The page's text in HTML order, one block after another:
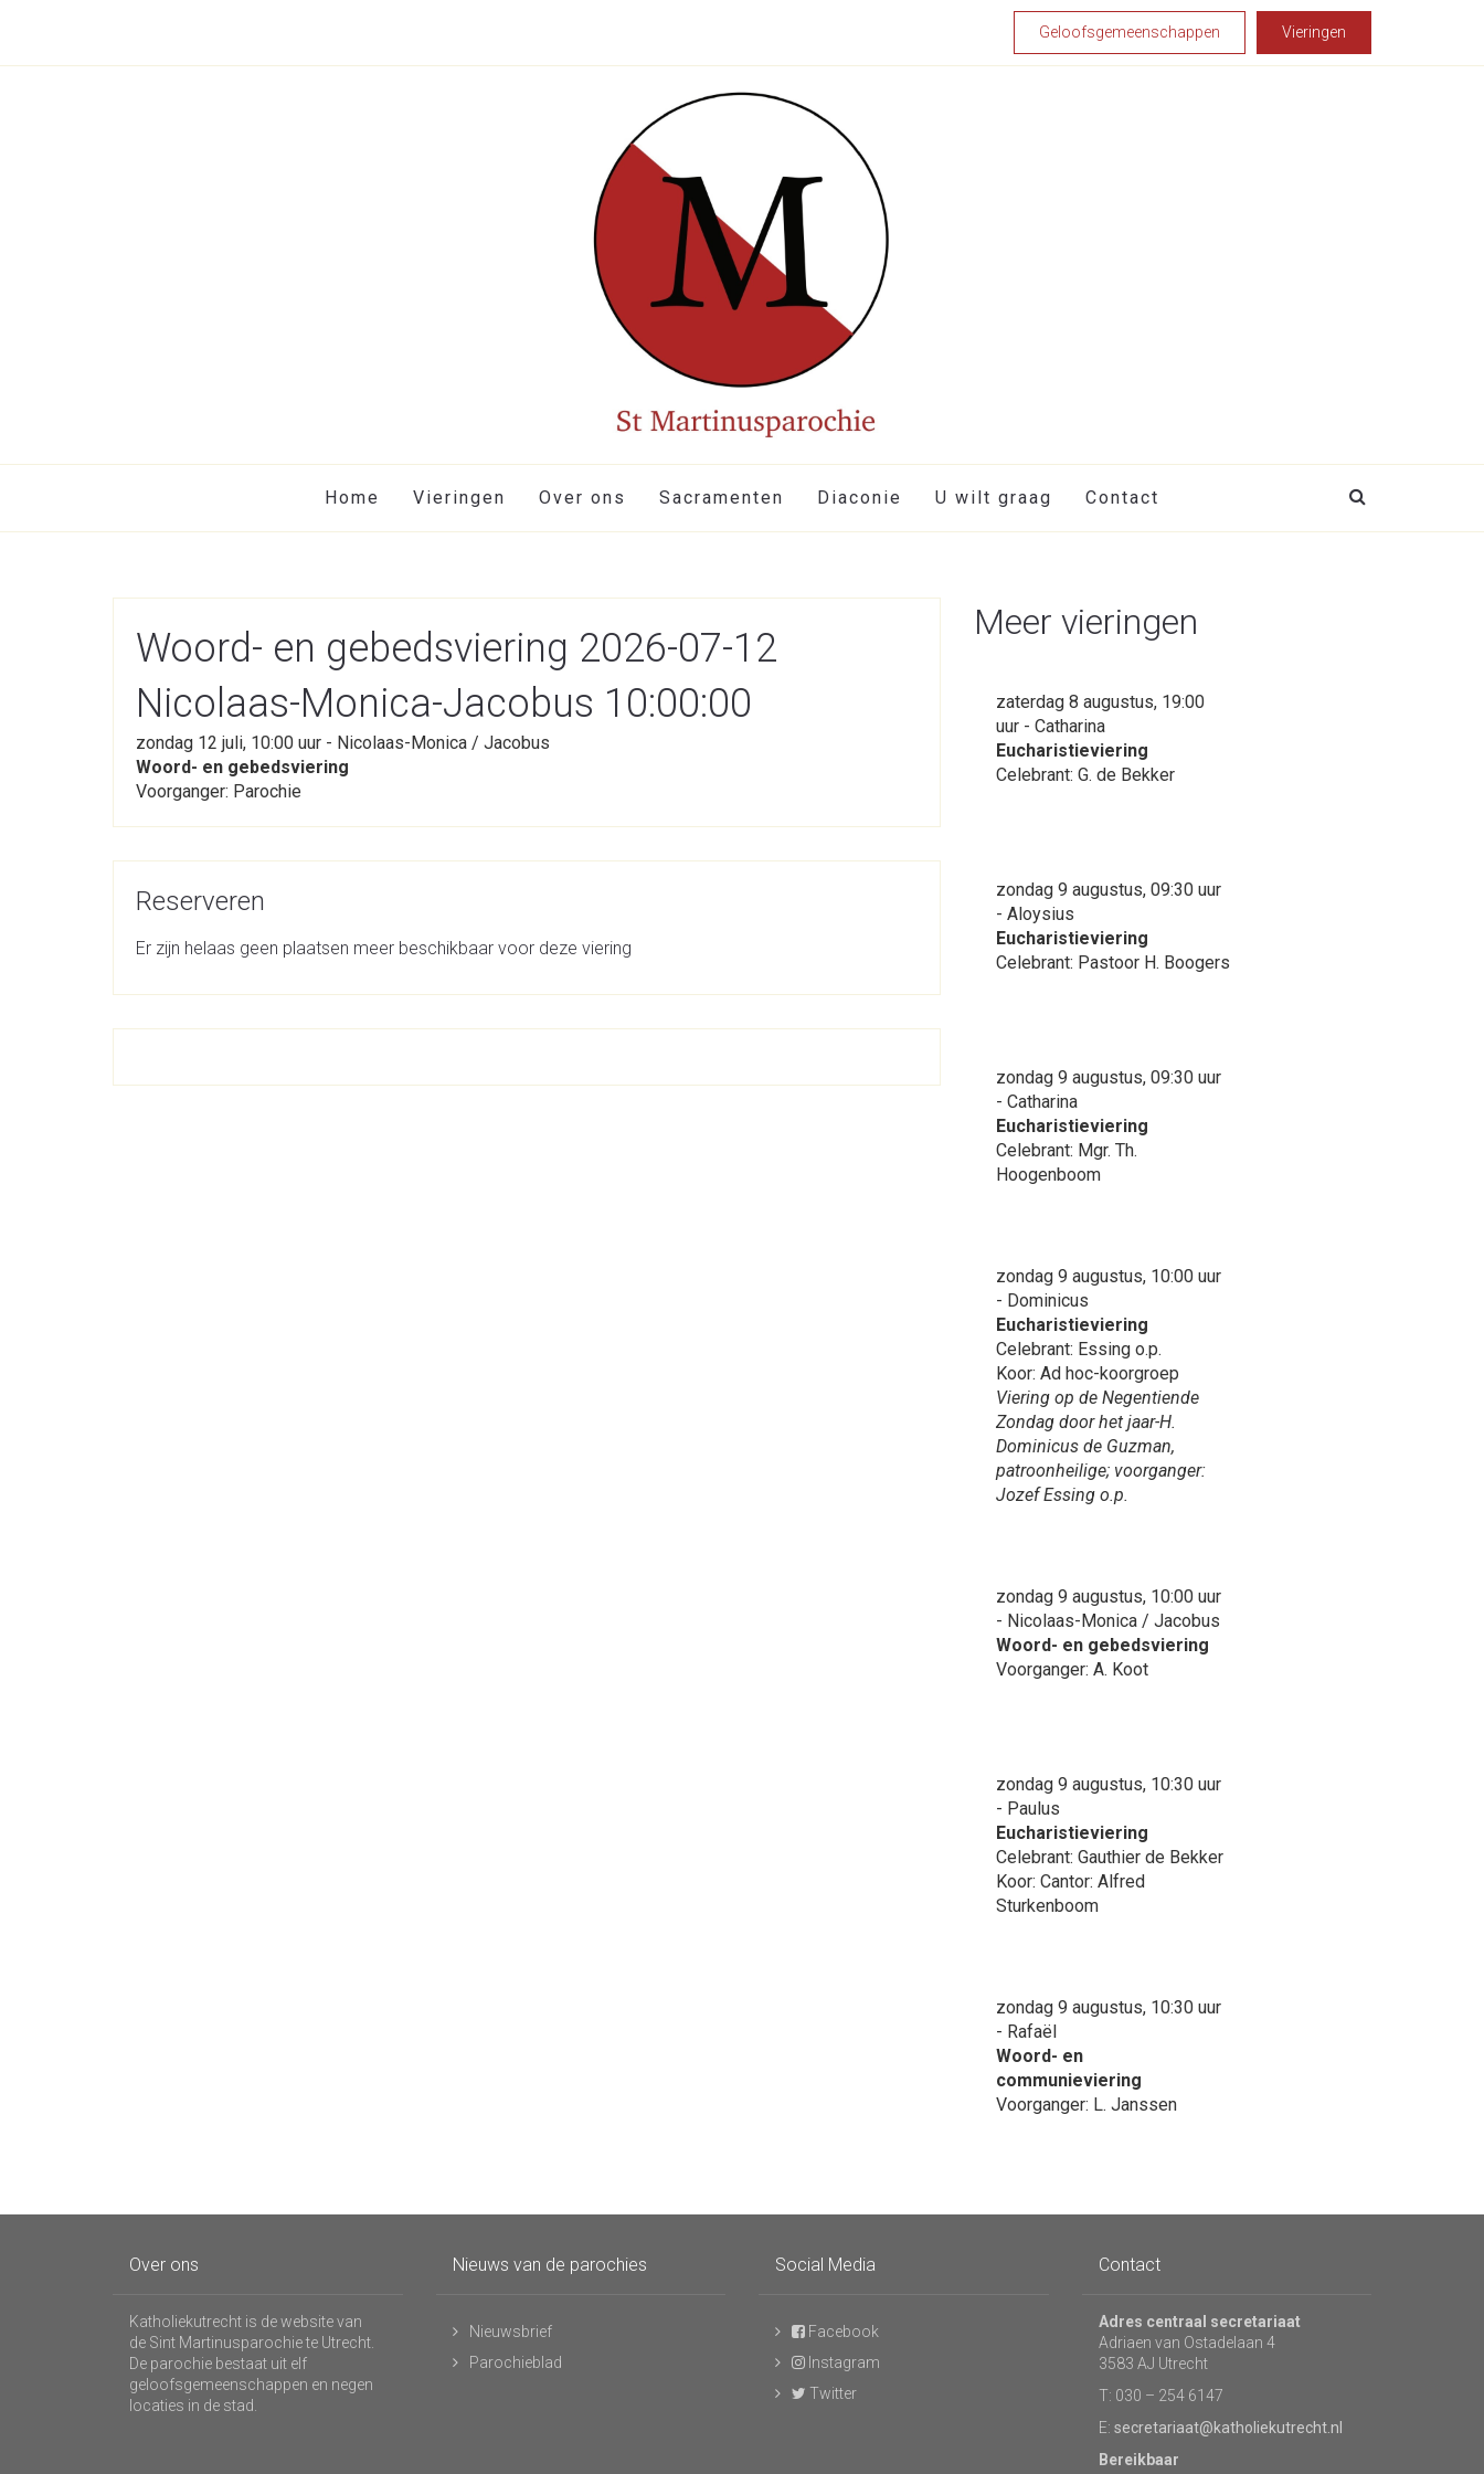
Geloofsgemeenschappen Vieringen
Home Vieringen Over ons Sacramenten Diaconie U wilt graag Contact
Woord- en gebedsviering 2026-07-12
Nicolaas-Monica-Jacobus 10:00:00
zondag 12 juli, 10:00 uur - Nicolaas-Monica / Jacobus
Woord- en gebedsviering
Voorganger: Parochie
Reserveren
Er zijn helaas geen plaatsen meer beschikbaar voor deze viering
Meer vieringen
zaterdag 8 augustus, 19:00
uur - Catharina
Eucharistieviering
Celebrant: G. de Bekker
zondag 9 augustus, 09:30 uur
- Aloysius
Eucharistieviering
Celebrant: Pastoor H. Boogers
zondag 9 augustus, 09:30 uur
- Catharina
Eucharistieviering
Celebrant: Mgr. Th.
Hoogenboom
zondag 9 augustus, 10:00 uur
- Dominicus
Eucharistieviering
Celebrant: Essing o.p.
Koor: Ad hoc-koorgroep
Viering op de Negentiende
Zondag door het jaar-H.
Dominicus de Guzman,
patroonheilige; voorganger:
Jozef Essing o.p.
zondag 9 augustus, 10:00 uur
- Nicolaas-Monica / Jacobus
Woord- en gebedsviering
Voorganger: A. Koot
zondag 9 augustus, 10:30 uur
- Paulus
Eucharistieviering
Celebrant: Gauthier de Bekker
Koor: Cantor: Alfred
Sturkenboom
zondag 9 augustus, 10:30 uur
- Rafaël
Woord- en
communieviering
Voorganger: L. Janssen
Over ons
Katholiekutrecht is de website van
de Sint Martinusparochie te Utrecht.
De parochie bestaat uit elf
geloofsgemeenschappen en negen
locaties in de stad.
Nieuws van de parochies
Nieuwsbrief
Parochieblad
Social Media
Facebook
Instagram
Twitter
Contact
Adres centraal secretariaat
Adriaen van Ostadelaan 4
3583 AJ Utrecht
T: 030 – 254 6147
E: secretariaat@katholiekutrecht.nl
Bereikbaar